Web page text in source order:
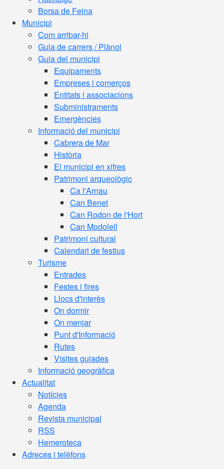
Borsa de Feina
Municipi
Com arribar-hi
Guia de carrers / Plànol
Guia del municipi
Equipaments
Empreses i comerços
Entitats i associacions
Subministraments
Emergències
Informació del municipi
Cabrera de Mar
Història
El municipi en xifres
Patrimoni arqueològic
Ca l'Arnau
Can Benet
Can Rodon de l'Hort
Can Modolell
Patrimoni cultural
Calendari de festius
Turisme
Entrades
Festes i fires
Llocs d'interès
On dormir
On menjar
Punt d'Informació
Rutes
Visites guiades
Informació geogràfica
Actualitat
Notícies
Agenda
Revista municipal
RSS
Hemeroteca
Adreces i telèfons